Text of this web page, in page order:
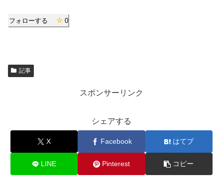
フォローする 0
記事
スポンサーリンク
シェアする
X Facebook はてブ
LINE Pinterest コピー